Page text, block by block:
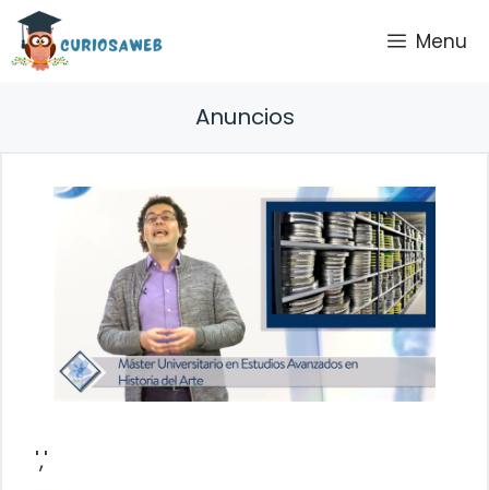
Saltar
contenido
Menu
Anuncios
','